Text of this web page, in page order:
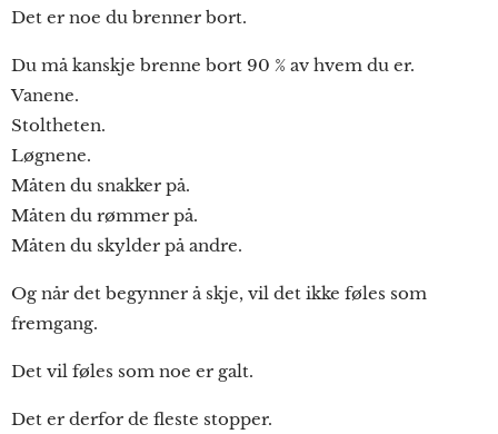
Det er noe du brenner bort.
Du må kanskje brenne bort 90 % av hvem du er.
Vanene.
Stoltheten.
Løgnene.
Måten du snakker på.
Måten du rømmer på.
Måten du skylder på andre.
Og når det begynner å skje, vil det ikke føles som
fremgang.
Det vil føles som noe er galt.
Det er derfor de fleste stopper.